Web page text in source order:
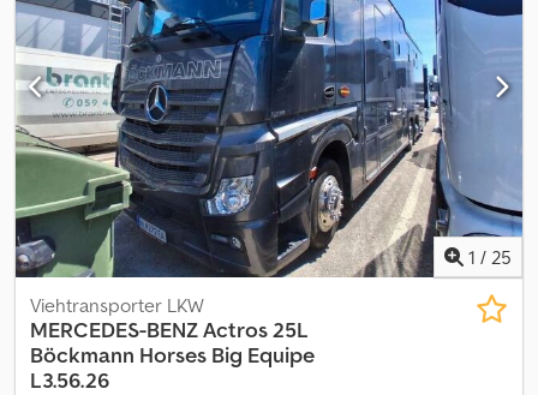
1 / 25
Viehtransporter LKW
MERCEDES-BENZActros 25L
Böckmann Horses Big Equipe
L3.56.26